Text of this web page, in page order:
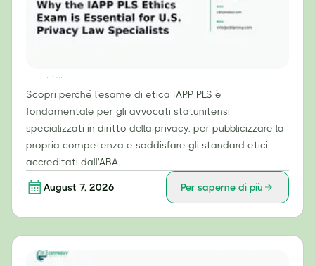
Scopri perché l'esame di etica IAPP PLS è
fondamentale per gli avvocati statunitensi
specializzati in diritto della privacy, per pubblicizzare la
propria competenza e soddisfare gli standard etici
accreditati dall'ABA.
August 7, 2026 Per saperne di più